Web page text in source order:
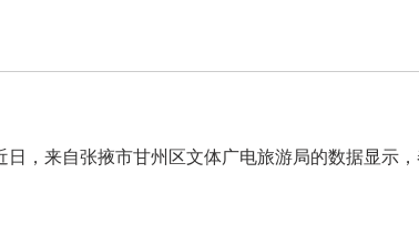
，来自张掖市甘州区文体广电旅游局的数据显示